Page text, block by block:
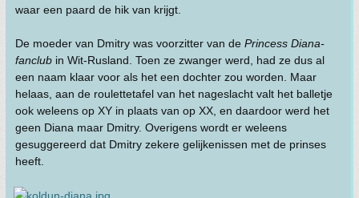
waar een paard de hik van krijgt.
De moeder van Dmitry was voorzitter van de Princess Diana-
fanclub in Wit-Rusland. Toen ze zwanger werd, had ze dus al
een naam klaar voor als het een dochter zou worden. Maar
helaas, aan de roulettetafel van het nageslacht valt het balletje
ook weleens op XY in plaats van op XX, en daardoor werd het
geen Diana maar Dmitry. Overigens wordt er weleens
gesuggereerd dat Dmitry zekere gelijkenissen met de prinses
heeft.